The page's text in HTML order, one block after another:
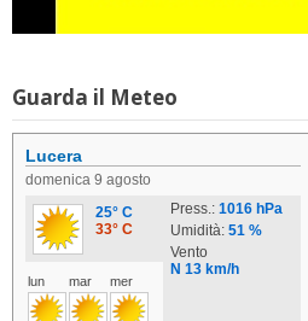
Guarda il Meteo